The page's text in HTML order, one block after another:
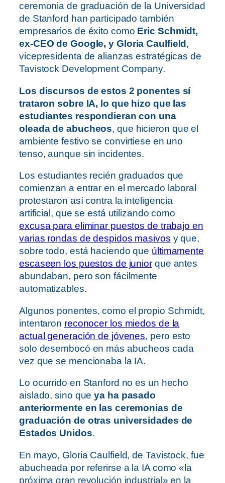
ceremonia de graduación de la Universidad
de Stanford han participado también
empresarios de éxito como Eric Schmidt,
ex-CEO de Google, y Gloria Caulfield ,
vicepresidenta de alianzas estratégicas de
Tavistock Development Company.
Los discursos de estos 2 ponentes sí
trataron sobre IA, lo que hizo que las
estudiantes respondieran con una
oleada de abucheos, que hicieron que el
ambiente festivo se convirtiese en uno
tenso, aunque sin incidentes.
Los estudiantes recién graduados que
comienzan a entrar en el mercado laboral
protestaron así contra la inteligencia
artificial, que se está utilizando como
excusa para eliminar puestos de trabajo en
varias rondas de despidos masivos y que,
sobre todo, está haciendo que últimamente
escaseen los puestos de junior que antes
abundaban, pero son fácilmente
automatizables.
Algunos ponentes, como el propio Schmidt,
intentaron reconocer los miedos de la
actual generación de jóvenes, pero esto
solo desembocó en más abucheos cada
vez que se mencionaba la IA.
Lo ocurrido en Stanford no es un hecho
aislado, sino queya ha pasado
anteriormente en las ceremonias de
graduación de otras universidades de
Estados Unidos.
En mayo, Gloria Caulfield, de Tavistock, fue
abucheada por referirse a la IA como «la
próxima gran revolución industrial» en la